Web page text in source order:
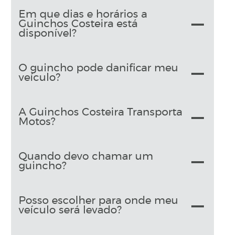
Em que dias e horários a
Guinchos Costeira está
disponível?
O guincho pode danificar meu
veículo?
A Guinchos Costeira Transporta
Motos?
Quando devo chamar um
guincho?
Posso escolher para onde meu
veículo será levado?